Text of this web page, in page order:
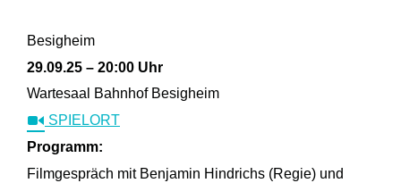
Besigheim
29.09.25 – 20:00 Uhr
Wartesaal Bahnhof Besigheim
SPIELORT
Programm:
Filmgespräch mit Benjamin Hindrichs (Regie) und